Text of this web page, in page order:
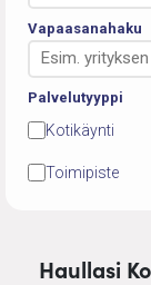
Vapaasanahaku
Palvelutyyppi
Kotikäynti
Toimipiste
Haullasi